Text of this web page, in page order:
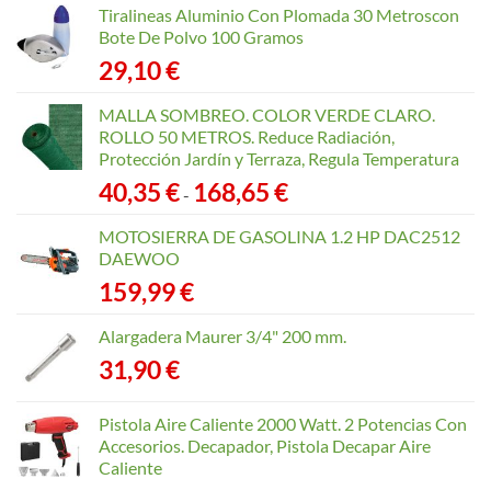
168,65 €
Tiralineas Aluminio Con Plomada 30 Metroscon
Bote De Polvo 100 Gramos
29,10€
MALLA SOMBREO. COLOR VERDE CLARO.
ROLLO 50 METROS. Reduce Radiación,
Protección Jardín y Terraza, Regula Temperatura
40,35€- 168,65€Rango
precios:
MOTOSIERRA DE GASOLINA 1.2 HP DAC2512
DAEWOO
159,99€
Alargadera Maurer 3/4" 200 mm.
31,90€
Pistola Aire Caliente 2000 Watt. 2 Potencias Con
Accesorios. Decapador, Pistola Decapar Aire
Caliente